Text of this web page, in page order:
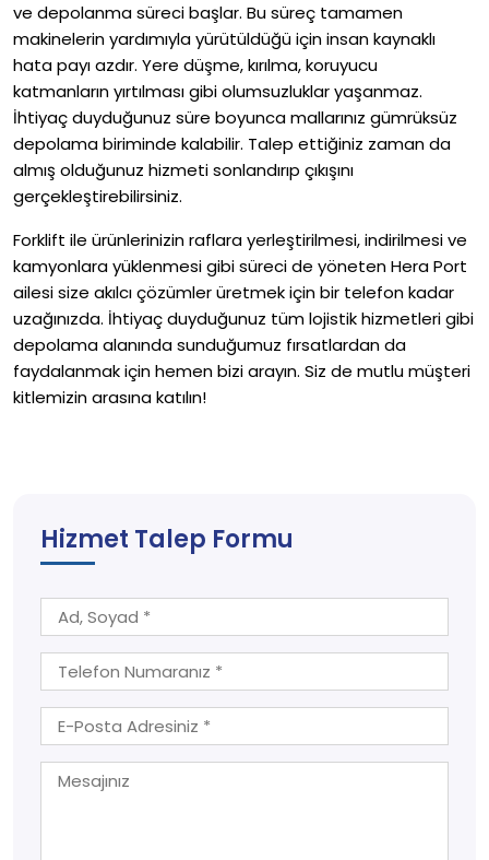
ve depolanma süreci başlar. Bu süreç tamamen
makinelerin yardımıyla yürütüldüğü için insan kaynaklı
hata payı azdır. Yere düşme, kırılma, koruyucu
katmanların yırtılması gibi olumsuzluklar yaşanmaz.
İhtiyaç duyduğunuz süre boyunca mallarınız gümrüksüz
depolama biriminde kalabilir. Talep ettiğiniz zaman da
almış olduğunuz hizmeti sonlandırıp çıkışını
gerçekleştirebilirsiniz.
Forklift ile ürünlerinizin raflara yerleştirilmesi, indirilmesi ve
kamyonlara yüklenmesi gibi süreci de yöneten Hera Port
ailesi size akılcı çözümler üretmek için bir telefon kadar
uzağınızda. İhtiyaç duyduğunuz tüm lojistik hizmetleri gibi
depolama alanında sunduğumuz fırsatlardan da
faydalanmak için hemen bizi arayın. Siz de mutlu müşteri
kitlemizin arasına katılın!
Hizmet Talep Formu